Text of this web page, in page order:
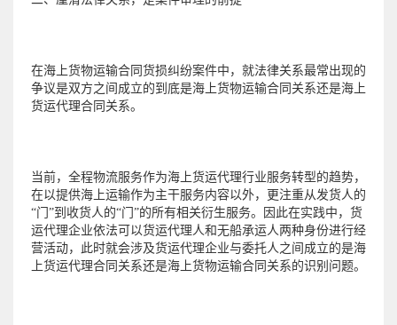
在海上货物运输合同货损纠纷案件中，就法律关系最常出现的
争议是双方之间成立的到底是海上货物运输合同关系还是海上
货运代理合同关系。
当前，全程物流服务作为海上货运代理行业服务转型的趋势，
在以提供海上运输作为主干服务内容以外，更注重从发货人的
“门”到收货人的“门”的所有相关衍生服务。因此在实践中，货
运代理企业依法可以货运代理人和无船承运人两种身份进行经
营活动，此时就会涉及货运代理企业与委托人之间成立的是海
上货运代理合同关系还是海上货物运输合同关系的识别问题。